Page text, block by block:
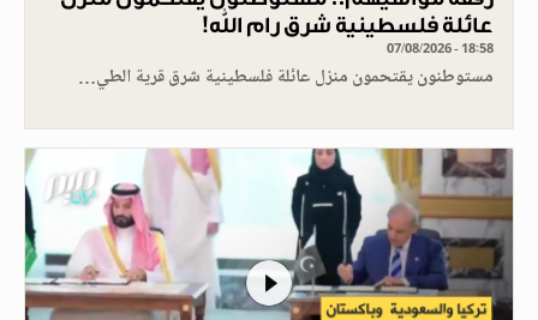
عائلة فلسطينية شرق رام الله!
07/08/2026 - 18:58
مستوطنون يقتحمون منزل عائلة فلسطينية شرق قرية الطي…